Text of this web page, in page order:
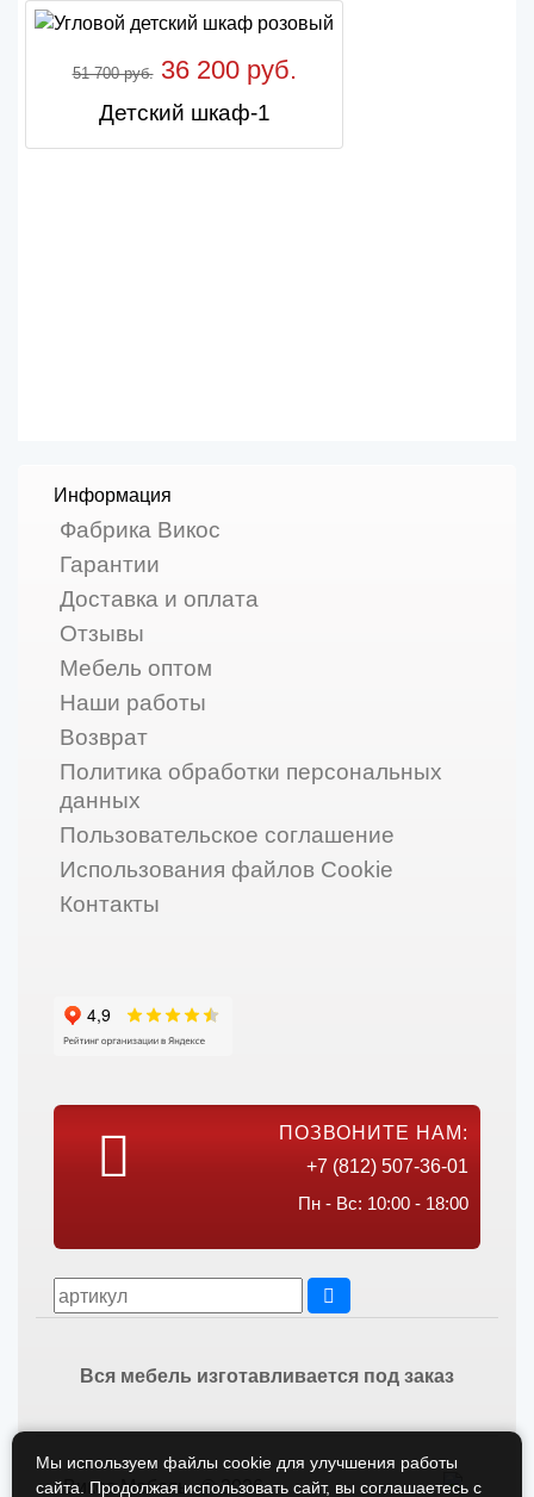
51 700 руб.36 200 руб.
Детский шкаф-1
Информация
Фабрика Викос
Гарантии
Доставка и оплата
Отзывы
Мебель оптом
Наши работы
Возврат
Политика обработки персональных
данных
Пользовательское соглашение
Использования файлов Cookie
Контакты
ПОЗВОНИТЕ НАМ:
+7 (812) 507-36-01
Пн - Вс: 10:00 - 18:00
Вся мебель изготавливается под заказ
Викос Мебель © 2026
Мы используем файлы cookie для улучшения работы
сайта. Продолжая использовать сайт, вы соглашаетесь с